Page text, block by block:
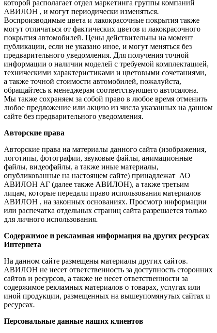
которой располагает отдел маркетинга группы компаний
АВИЛОН , и могут периодически изменяться.
Воспроизводимые цвета и лакокрасочные покрытия также
могут отличаться от фактических цветов и лакокрасочного
покрытия автомобилей. Цены действительны на момент
публикации, если не указано иное, и могут меняться без
предварительного уведомления. Для получения точной
информации о наличии моделей с требуемой комплектацией,
техническими характеристиками и цветовыми сочетаниями,
а также точной стоимости автомобилей, пожалуйста,
обращайтесь к менеджерам соответствующего автосалона.
Мы также сохраняем за собой право в любое время отменить
любое предложение или акцию из числа указанных на данном
сайте без предварительного уведомления.
Авторские права
Авторские права на материалы данного сайта (изображения,
логотипы, фотографии, звуковые файлы, анимационные
файлы, видеофайлы, а также иные материалы,
опубликованные на настоящем сайте) принадлежат АО
АВИЛОН АГ (далее также АВИЛОН), а также третьим
лицам, которые передали право использования материалов
АВИЛОН , на законных основаниях. Просмотр информации
или распечатка отдельных страниц сайта разрешается только
для личного использования.
Содержимое и рекламная информация на других ресурсах
Интернета
На данном сайте размещены материалы других сайтов.
АВИЛОН не несет ответственность за доступность сторонних
сайтов и ресурсов, а также не несет ответственности за
содержимое рекламных материалов о товарах, услугах или
иной продукции, размещенных на вышеупомянутых сайтах и
ресурсах.
Персональные данные наших клиентов